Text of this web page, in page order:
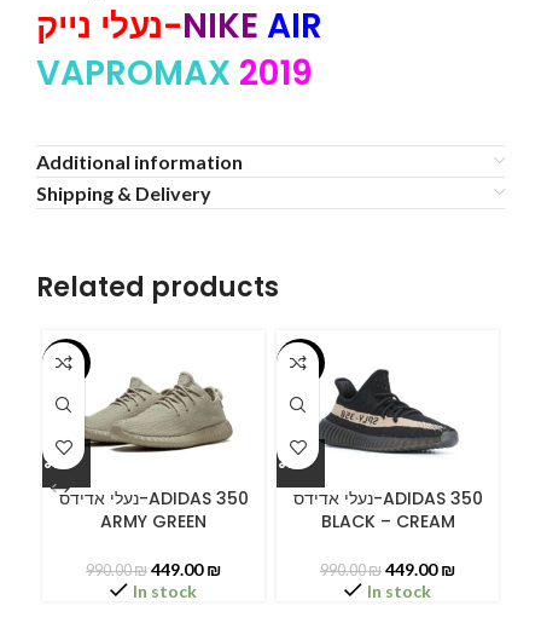
נעלי נייק-NIKE AIR
VAPROMAX 2019
Additional information
Shipping & Delivery
Related products
-55%
נעלי אדידס-ADIDAS 350
ARMY GREEN
990.00₪ 449.00₪
In stock
-55%
נעלי אדידס-ADIDAS 350
BLACK – CREAM
990.00₪ 449.00₪
In stock